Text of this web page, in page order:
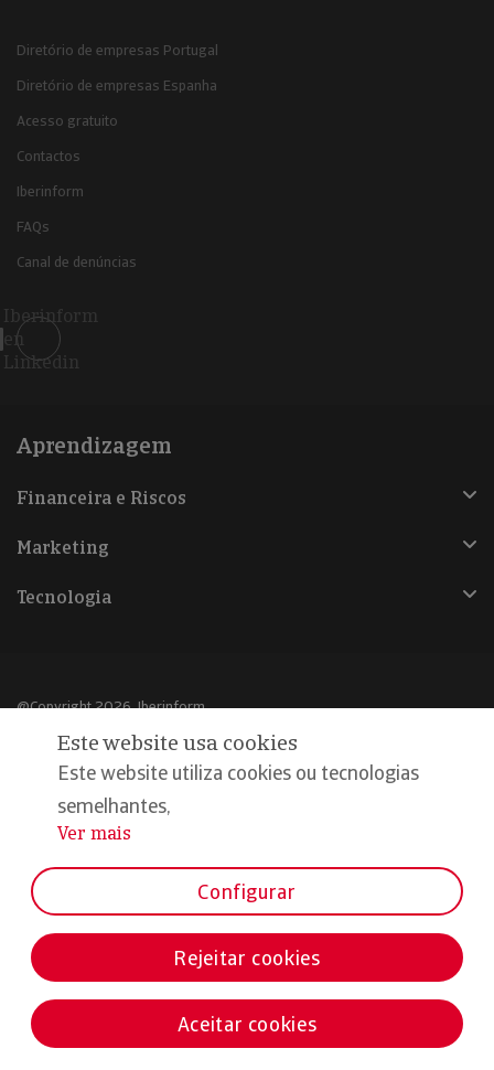
Diretório de empresas Portugal
Diretório de empresas Espanha
Acesso gratuito
Contactos
Iberinform
FAQs
Canal de denúncias
Iberinform
en
Linkedin
Aprendizagem
Financeira e Riscos
Marketing
Tecnologia
@Copyright 2026, Iberinform
Política de cookies
Declaração de privacidade
Compromisso qualidade e segurança
Este website usa cookies
Este website utiliza cookies ou tecnologias
semelhantes,
...
Ver mais
Configurar
Rejeitar cookies
Aceitar cookies